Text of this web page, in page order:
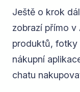
Ještě o krok
zobrazí přímo
produktů, fotky
nákupní
chatu